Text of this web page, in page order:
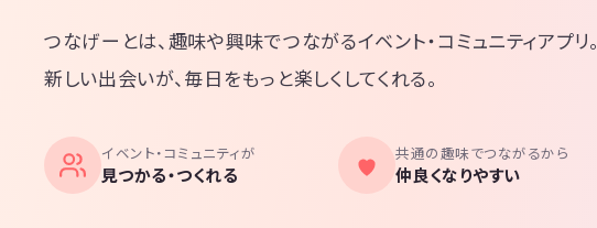
つなげーとは、趣味や興味でつながるイベント・コミュニティアプリ。
新しい出会いが、毎日をもっと楽しくしてくれる。
イベント・コミュニティが
見つかる・つくれる
共通の趣味でつながるから
仲良くなりやすい